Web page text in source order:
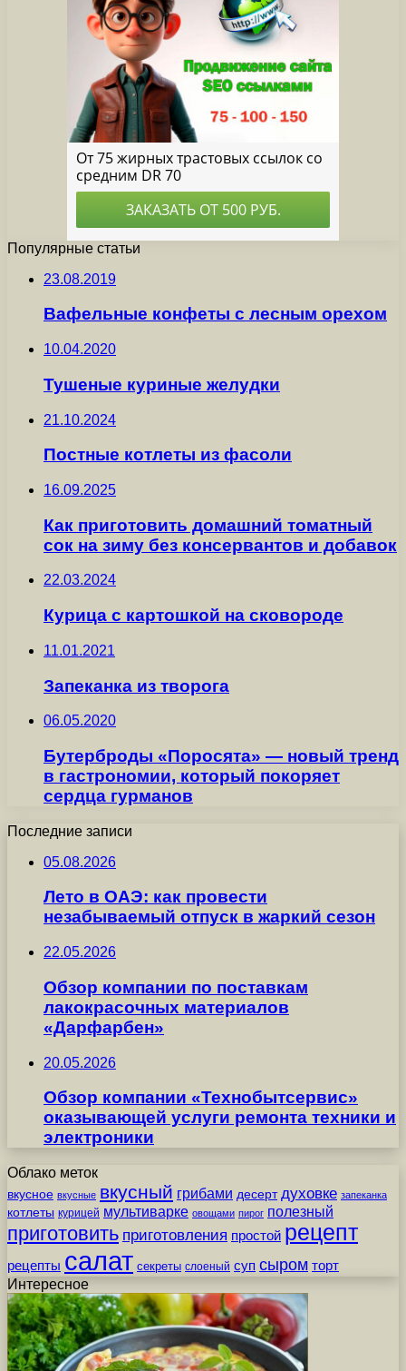
Популярные статьи
23.08.2019
Вафельные конфеты с лесным орехом
10.04.2020
Тушеные куриные желудки
21.10.2024
Постные котлеты из фасоли
16.09.2025
Как приготовить домашний томатный
сок на зиму без консервантов и добавок
22.03.2024
Курица с картошкой на сковороде
11.01.2021
Запеканка из творога
06.05.2020
Бутерброды «Поросята» — новый тренд
в гастрономии, который покоряет
сердца гурманов
Последние записи
05.08.2026
Лето в ОАЭ: как провести
незабываемый отпуск в жаркий сезон
22.05.2026
Обзор компании по поставкам
лакокрасочных материалов
«Дарфарбен»
20.05.2026
Обзор компании «Технобытсервис»
оказывающей услуги ремонта техники и
электроники
Облако меток
вкусное вкусные вкусный грибами десерт духовке запеканка
котлеты курицей мультиварке овощами пирог полезный
приготовить приготовления простой рецепт
рецепты салат секреты слоеный суп сыром торт
Интересное